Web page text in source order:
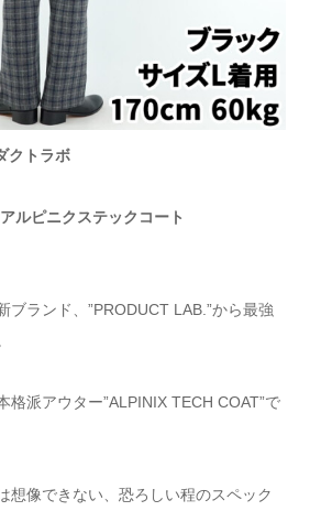
クトラボ
ルピニクステックコート
ブランド、”PRODUCT LAB.”から最強
格派アウター”ALPINIX TECH COAT”で
想像できない、恐ろしい程のスペック